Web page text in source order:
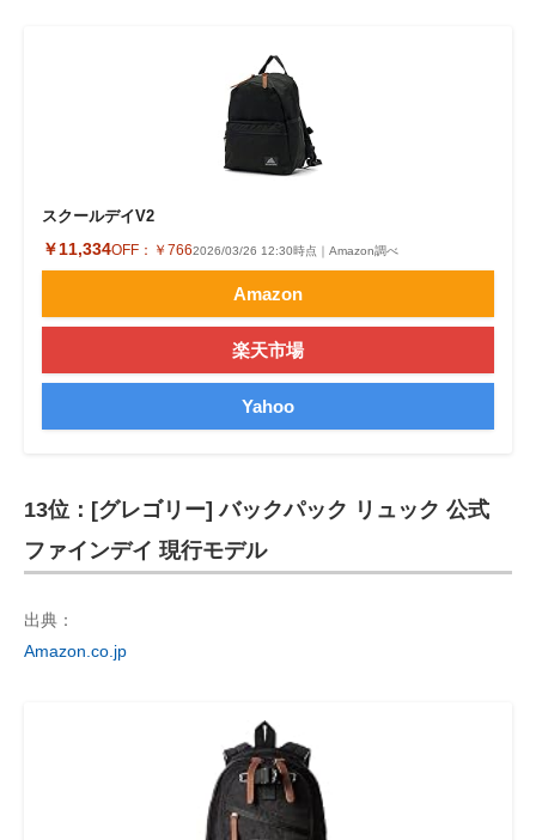
スクールデイV2
￥11,334OFF： ￥7662026/03/26 12:30時点｜Amazon調べ
Amazon
楽天市場
Yahoo
13位：[グレゴリー] バックパック リュック 公式
ファインデイ 現行モデル
出典：
Amazon.co.jp